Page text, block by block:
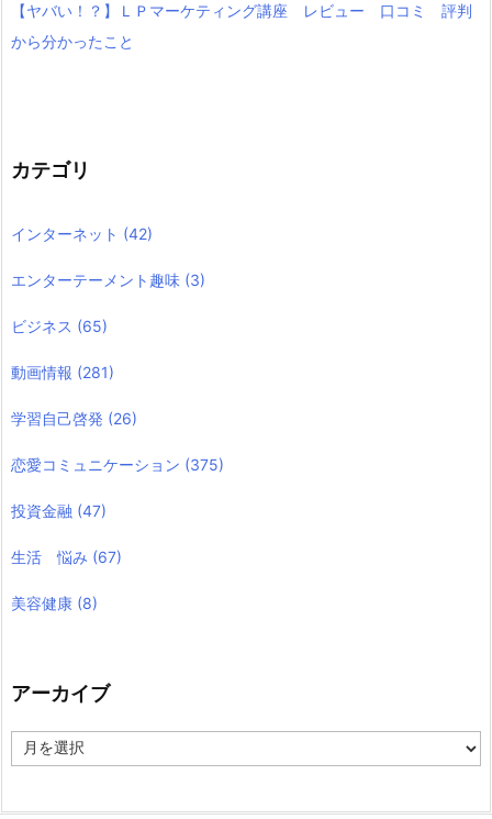
【ヤバい！？】ＬＰマーケティング講座 レビュー 口コミ 評判
から分かったこと
カテゴリ
インターネット (42)
エンターテーメント趣味 (3)
ビジネス (65)
動画情報 (281)
学習自己啓発 (26)
恋愛コミュニケーション (375)
投資金融 (47)
生活 悩み (67)
美容健康 (8)
アーカイブ
ー